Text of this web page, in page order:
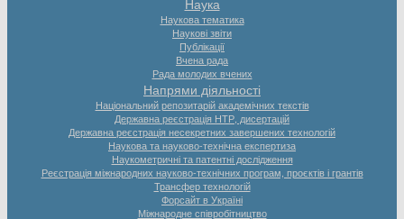
Наукова тематика
Наукові звіти
Публікації
Вчена рада
Рада молодих вчених
Напрями діяльності
Національний репозитарій академічних текстів
Державна реєстрація НТР, дисертацій
Державна реєстрація несекретних завершених технологій
Наукова та науково-технічна експертиза
Наукометричні та патентні дослідження
Реєстрація міжнародних науково-технічних програм, проєктів і грантів
Трансфер технологій
Форсайт в Україні
Міжнародне співробітництво